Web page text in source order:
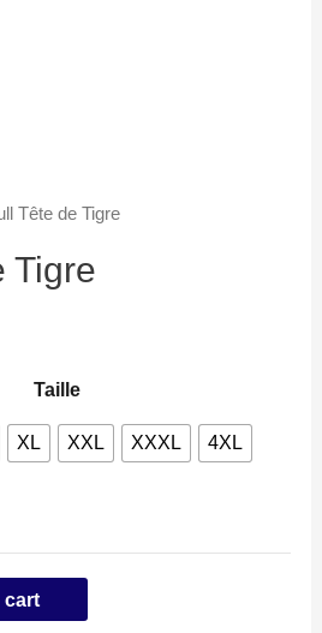
Tête de Tigre
Tigre
Taille
XL XXL XXXL 4XL
cart